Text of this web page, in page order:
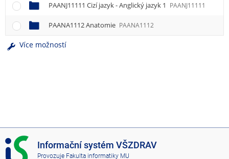
PAANJ11111 Cizí jazyk - Anglický jazyk 1 PAANJ11111
PAANA1112 Anatomie PAANA1112
Více možností
I
S
Informační systém VŠZDRAV
Provozuje Fakulta informatiky MU